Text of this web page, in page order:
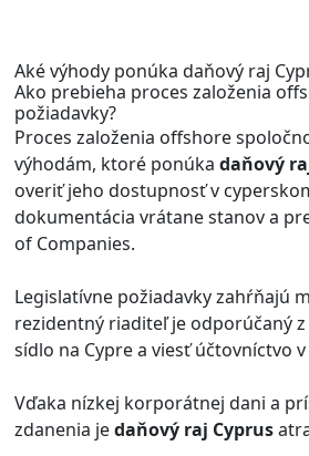
Aké výhody ponúka daňový raj
Ako prebieha proces založenia
požiadavky?
Proces založenia offshore
výhodám, ktoré ponúka daňový
overiť jeho dostupnosť v
dokumentácia vrátane stanov a
of Companies.
Legislatívne požiadavky zahŕňajú
rezidentný riaditeľ je odporúčaný
sídlo na Cypre a viesť účtovníctvo
Vďaka nízkej korporátnej dani a
zdanenia jedaňový raj Cyprus